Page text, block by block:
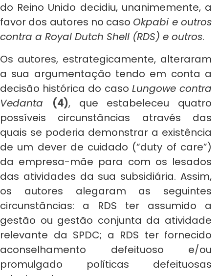
do Reino Unido decidiu, unanimemente, a
favor dos autores no caso Okpabi e outros
contra a Royal Dutch Shell (RDS) e outros.
Os autores, estrategicamente, alteraram
a sua argumentação tendo em conta a
decisão histórica do caso Lungowe contra
Vedanta (4), que estabeleceu quatro
possíveis circunstâncias através das
quais se poderia demonstrar a existência
de um dever de cuidado (“duty of care”)
da empresa-mãe para com os lesados
das atividades da sua subsidiária. Assim,
os autores alegaram as seguintes
circunstâncias: a RDS ter assumido a
gestão ou gestão conjunta da atividade
relevante da SPDC; a RDS ter fornecido
aconselhamento defeituoso e/ou
promulgado políticas defeituosas